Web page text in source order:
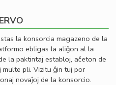
la konsorcia magazeno de la
ebligas la aliĝon al la
la paktintaj establoj, aĉeton de
pli. Vizitu ĝin tuj por
novaĵoj de la konsorcio.